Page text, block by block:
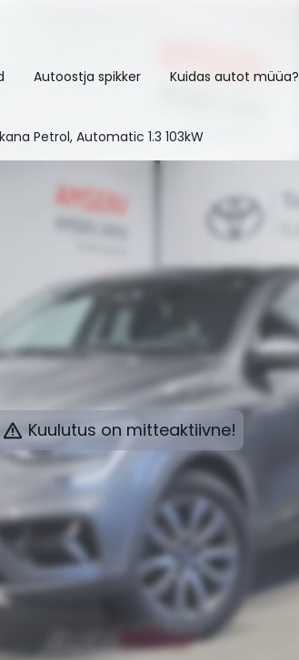
Autoostja spikker Kuidas autot müüa?
Petrol, Automatic 1.3 103kW
Kuulutus on mitteaktiivne!